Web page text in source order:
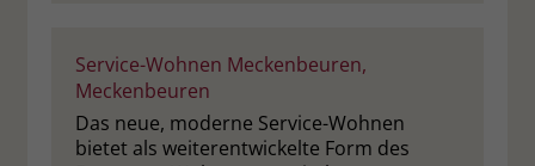
Service-Wohnen Meckenbeuren,
Meckenbeuren
Das neue, moderne Service-Wohnen
bietet als weiterentwickelte Form des